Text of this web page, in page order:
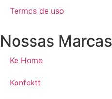
Termos de uso
Nossas Marcas
Ke Home
Konfektt